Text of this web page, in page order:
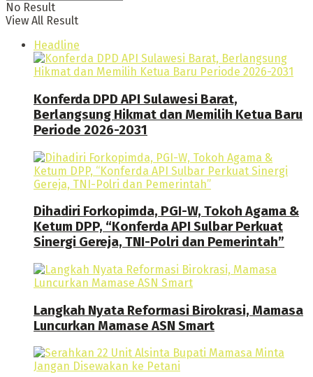
No Result
View All Result
Headline
Konferda DPD API Sulawesi Barat,
Berlangsung Hikmat dan Memilih Ketua Baru
Periode 2026-2031
Dihadiri Forkopimda, PGI-W, Tokoh Agama &
Ketum DPP, “Konferda API Sulbar Perkuat
Sinergi Gereja, TNI-Polri dan Pemerintah”
Langkah Nyata Reformasi Birokrasi, Mamasa
Luncurkan Mamase ASN Smart